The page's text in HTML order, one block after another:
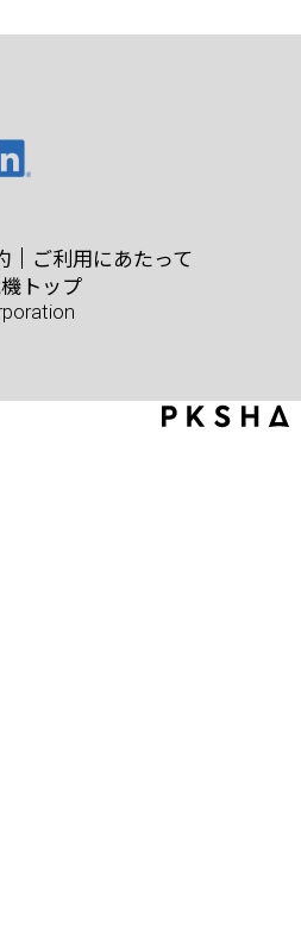
ご利用にあたって
トップ